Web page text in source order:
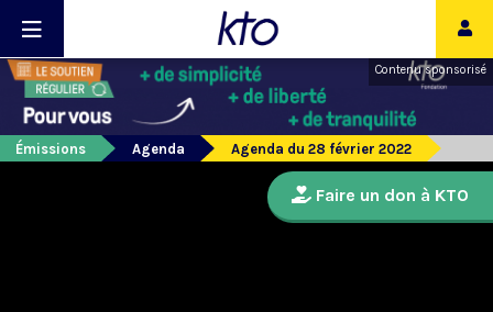
Contenu sponsorisé
Émissions Agenda Agenda du 28 février 2022
Faire un don à KTO